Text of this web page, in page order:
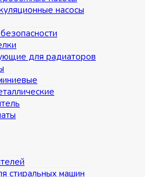
насосы
для радиаторов
стиральных машин